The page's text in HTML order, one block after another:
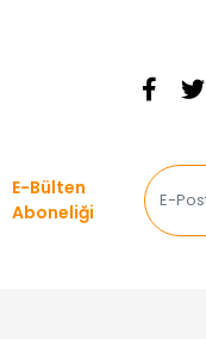
E-Bülten
Aboneliği